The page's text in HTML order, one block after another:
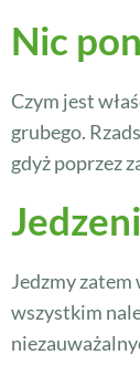
Nic
Czym jest
grubego.
gdyż poprzez
Jedzmy zatem
wszystkim